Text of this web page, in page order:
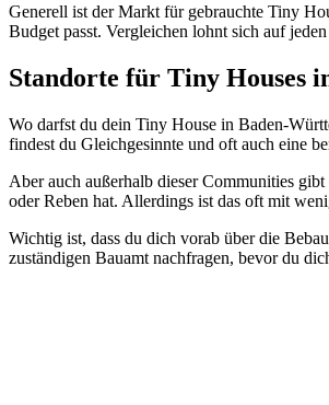
Generell ist der Markt für gebrauchte Tiny
Budget passt. Vergleichen lohnt sich auf
Standorte für Tiny Houses
Wo darfst du dein Tiny House in Baden-
findest du Gleichgesinnte und oft auch eine
Aber auch außerhalb dieser Communities
oder Reben hat. Allerdings ist das oft mit
Wichtig ist, dass du dich vorab über die
zuständigen Bauamt nachfragen, bevor du